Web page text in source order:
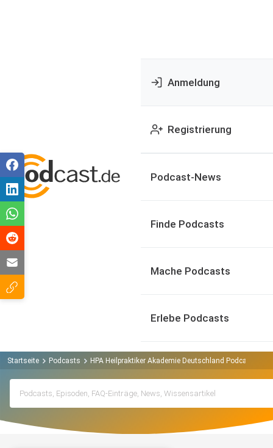
Anmeldung
Registrierung
Podcast-News
Finde Podcasts
Mache Podcasts
Erlebe Podcasts
Startseite Podcasts HPA Heilpraktiker Akademie Deutschland Podcast